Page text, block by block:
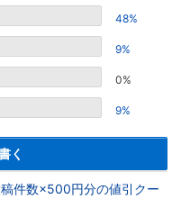
48%
9%
0%
9%
く
件数×500円分の値引クー